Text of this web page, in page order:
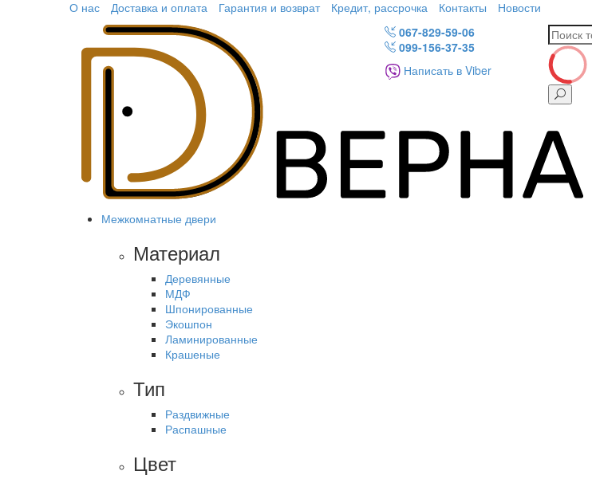
О нас Доставка и оплата Гарантия и возврат Кредит, рассрочка Контакты Новости
067-829-59-06
099-156-37-35
Написать в Viber
Межкомнатные двери
Материал
Деревянные
МДФ
Шпонированные
Экошпон
Ламинированные
Крашеные
Тип
Раздвижные
Распашные
Цвет